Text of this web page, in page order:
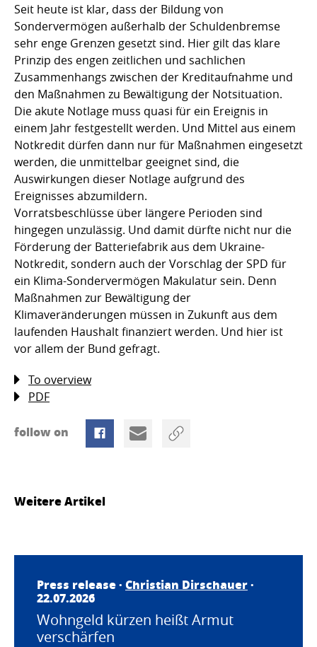
Seit heute ist klar, dass der Bildung von
Sondervermögen außerhalb der Schuldenbremse
sehr enge Grenzen gesetzt sind. Hier gilt das klare
Prinzip des engen zeitlichen und sachlichen
Zusammenhangs zwischen der Kreditaufnahme und
den Maßnahmen zu Bewältigung der Notsituation.
Die akute Notlage muss quasi für ein Ereignis in
einem Jahr festgestellt werden. Und Mittel aus einem
Notkredit dürfen dann nur für Maßnahmen eingesetzt
werden, die unmittelbar geeignet sind, die
Auswirkungen dieser Notlage aufgrund des
Ereignisses abzumildern.
Vorratsbeschlüsse über längere Perioden sind
hingegen unzulässig. Und damit dürfte nicht nur die
Förderung der Batteriefabrik aus dem Ukraine-
Notkredit, sondern auch der Vorschlag der SPD für
ein Klima-Sondervermögen Makulatur sein. Denn
Maßnahmen zur Bewältigung der
Klimaveränderungen müssen in Zukunft aus dem
laufenden Haushalt finanziert werden. Und hier ist
vor allem der Bund gefragt.
To overview
PDF
follow on
Weitere Artikel
Press release · Christian Dirschauer·
22.07.2026
Wohngeld kürzen heißt Armut
verschärfen